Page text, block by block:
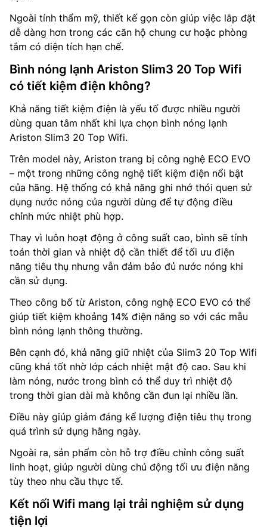
Ngoài tính thẩm mỹ, thiết kế gọn còn giúp việc lắp đặt
dễ dàng hơn trong các căn hộ chung cư hoặc phòng
tắm có diện tích hạn chế.
Bình nóng lạnh Ariston Slim3 20 Top Wifi
có tiết kiệm điện không?
Khả năng tiết kiệm điện là yếu tố được nhiều người
dùng quan tâm nhất khi lựa chọn bình nóng lạnh
Ariston Slim3 20 Top Wifi.
Trên model này, Ariston trang bị công nghệ ECO EVO
– một trong những công nghệ tiết kiệm điện nổi bật
của hãng. Hệ thống có khả năng ghi nhớ thói quen sử
dụng nước nóng của người dùng để tự động điều
chỉnh mức nhiệt phù hợp.
Thay vì luôn hoạt động ở công suất cao, bình sẽ tính
toán thời gian và nhiệt độ cần thiết để tối ưu điện
năng tiêu thụ nhưng vẫn đảm bảo đủ nước nóng khi
cần sử dụng.
Theo công bố từ Ariston, công nghệ ECO EVO có thể
giúp tiết kiệm khoảng 14% điện năng so với các mẫu
bình nóng lạnh thông thường.
Bên cạnh đó, khả năng giữ nhiệt của Slim3 20 Top Wifi
cũng khá tốt nhờ lớp cách nhiệt mật độ cao. Sau khi
làm nóng, nước trong bình có thể duy trì nhiệt độ
trong thời gian dài mà không cần đun lại nhiều lần.
Điều này giúp giảm đáng kể lượng điện tiêu thụ trong
quá trình sử dụng hằng ngày.
Ngoài ra, sản phẩm còn hỗ trợ điều chỉnh công suất
linh hoạt, giúp người dùng chủ động tối ưu điện năng
tùy theo nhu cầu thực tế.
Kết nối Wifi mang lại trải nghiệm sử dụng
tiện lợi